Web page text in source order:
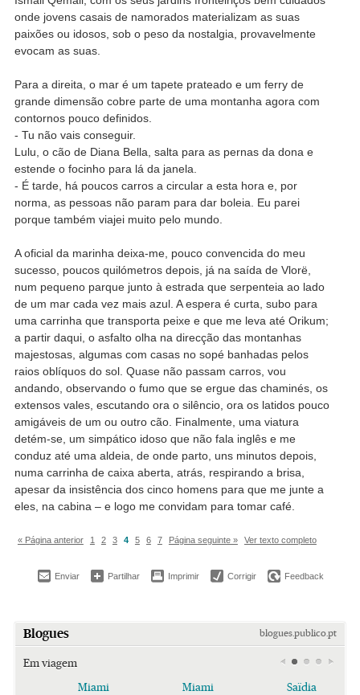
onde jovens casais de namorados materializam as suas
paixões ou idosos, sob o peso da nostalgia, provavelmente
evocam as suas.
Para a direita, o mar é um tapete prateado e um ferry de
grande dimensão cobre parte de uma montanha agora com
contornos pouco definidos.
- Tu não vais conseguir.
Lulu, o cão de Diana Bella, salta para as pernas da dona e
estende o focinho para lá da janela.
- É tarde, há poucos carros a circular a esta hora e, por
norma, as pessoas não param para dar boleia. Eu parei
porque também viajei muito pelo mundo.
A oficial da marinha deixa-me, pouco convencida do meu
sucesso, poucos quilómetros depois, já na saída de Vlorë,
num pequeno parque junto à estrada que serpenteia ao lado
de um mar cada vez mais azul. A espera é curta, subo para
uma carrinha que transporta peixe e que me leva até Orikum;
a partir daqui, o asfalto olha na direcção das montanhas
majestosas, algumas com casas no sopé banhadas pelos
raios oblíquos do sol. Quase não passam carros, vou
andando, observando o fumo que se ergue das chaminés, os
extensos vales, escutando ora o silêncio, ora os latidos pouco
amigáveis de um ou outro cão. Finalmente, uma viatura
detém-se, um simpático idoso que não fala inglês e me
conduz até uma aldeia, de onde parto, uns minutos depois,
numa carrinha de caixa aberta, atrás, respirando a brisa,
apesar da insistência dos cinco homens para que me junte a
eles, na cabina – e logo me convidam para tomar café.
« Página anterior 1 2 3 4 5 6 7 Página seguinte » Ver texto completo
Enviar Partilhar Imprimir Corrigir Feedback
Blogues blogues.publico.pt
Em viagem
Miami
Miami
Saïdia